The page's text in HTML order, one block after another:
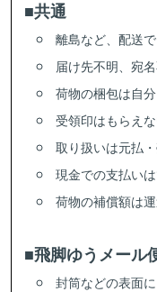
■共通
離島など、配送
届け先不明、宛
荷物の梱包は自
受領印はもらえ
取り扱いは元払
現金での支払い
荷物の補償額は
■飛脚ゆうメール
封筒などの表面